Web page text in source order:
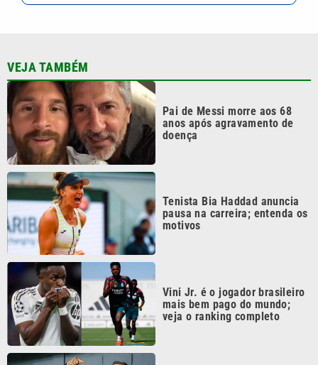
VEJA TAMBÉM
Pai de Messi morre aos 68
anos após agravamento de
doença
Tenista Bia Haddad anuncia
pausa na carreira; entenda os
motivos
Vini Jr. é o jogador brasileiro
mais bem pago do mundo;
veja o ranking completo